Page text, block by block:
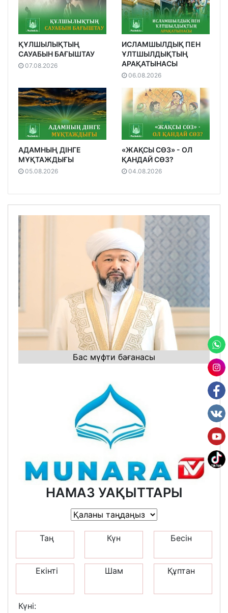
ҚҰЛШЫЛЫҚТЫҢ
САУАБЫН БАҒЫШТАУ
07.08.2026
ИСЛАМШЫЛДЫҚ ПЕН
ҰЛТШЫЛДЫҚТЫҢ
АРАҚАТЫНАСЫ
06.08.2026
АДАМНЫҢ ДІНГЕ
МҰҚТАЖДЫҒЫ
05.08.2026
«ЖАҚСЫ СӨЗ» - ОЛ
ҚАНДАЙ СӨЗ?
04.08.2026
Бас мүфти бағанасы
НАМАЗ УАҚЫТТАРЫ
Таң Күн Бесін
Екінті Шам Құптан
Күні: